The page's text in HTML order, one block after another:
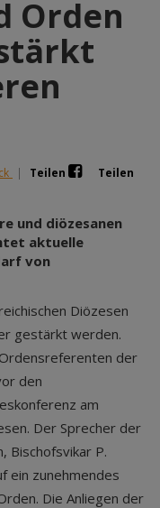
Orden
| Teilen
Teilen
und diözesanen
aktuelle
von
Diözesen
gestärkt werden.
der
den
am
Der Sprecher der
Bischofsvikar P.
ein zunehmendes
Die Anliegen der